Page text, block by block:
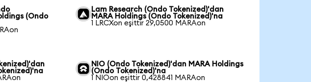
(Ondo
Lam Research (Ondo Tokenized)'dan
MARA Holdings (Ondo Tokenized)'na
1 LRCXon eşittir 29,0500 MARAon
NIO (Ondo Tokenized)'dan MARA Holdings
(Ondo Tokenized)'na
1 NIOon eşittir 0,428841 MARAon